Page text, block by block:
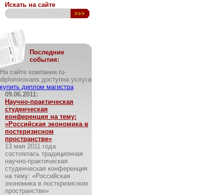
Искать на сайте
Последние
события:
На сайте компании ru-
diplomirovans доступна услуга
купить диплом магистра
09.06.2011:
Научно-практическая
студенческая
конференция на тему:
«Российская экономика в
посткризисном
пространстве»
13 мая 2011 года
состоялась традиционная
научно-практическая
студенческая конференция
на тему: «Российская
экономика в посткризисном
пространстве»